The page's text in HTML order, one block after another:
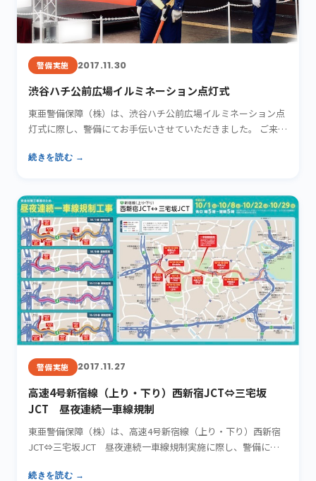
警備実施 2017.11.30
渋谷ハチ公前広場イルミネーション点灯式
東亜警備保障（株）は、渋谷ハチ公前広場イルミネーション点
灯式に際し、警備にてお手伝いさせていただきました。 ご来場
続きを読む →
警備実施 2017.11.27
高速4号新宿線（上り・下り）西新宿JCT⇔三宅坂
JCT 昼夜連続一車線規制
東亜警備保障（株）は、高速4号新宿線（上り・下り）西新宿
JCT⇔三宅坂JCT 昼夜連続一車線規制実施に際し、警備にて
続きを読む →